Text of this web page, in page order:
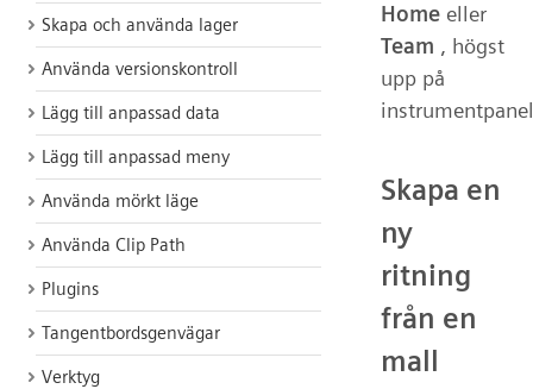
Skapa och använda lager
Använda versionskontroll
Lägg till anpassad data
Lägg till anpassad meny
Använda mörkt läge
Använda Clip Path
Plugins
Tangentbordsgenvägar
Verktyg
Home eller
Team , högst
upp på
Skapa en
ny
ritning
från en
mall